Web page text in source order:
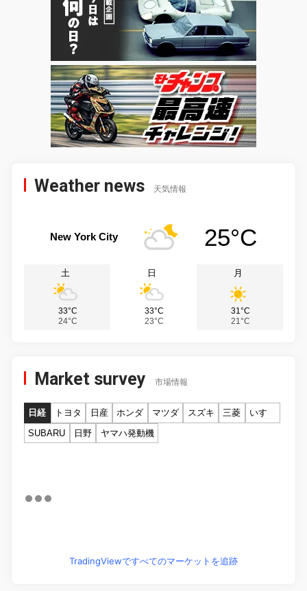
Weather news 天気情報
New York City 25°C
土
33°C
24°C
日
33°C
23°C
月
31°C
21°C
Market survey 市場情報
日経 トヨタ 日産 ホンダ マツダ スズキ 三菱
いすゞ
SUBARU
日野 ヤマハ発動機
TradingViewですべてのマーケットを追跡